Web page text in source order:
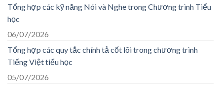
Tổng hợp các kỹ năng Nói và Nghe trong Chương trình Tiểu
học
06/07/2026
Tổng hợp các quy tắc chính tả cốt lõi trong chương trình
Tiếng Việt tiểu học
05/07/2026